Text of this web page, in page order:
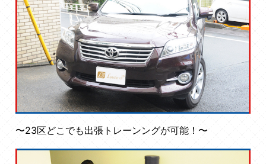
〜23区どこでも出張トレーンングが可能！〜